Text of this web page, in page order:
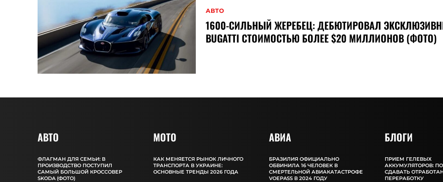
АВТО
1600-СИЛЬНЫЙ ЖЕРЕБЕЦ: ДЕБЮТИРОВАЛ
BUGATTI СТОИМОСТЬЮ БОЛЕЕ $20 МИЛЛИОНОВ (ФОТО)
АВТО
ФЛАГМАН ДЛЯ СЕМЬИ: В
ПРОИЗВОДСТВО ПОСТУПИЛ
САМЫЙ БОЛЬШОЙ КРОССОВЕР
SKODA (ФОТО)
MOTO
КАК МЕНЯЕТСЯ РЫНОК ЛИЧНОГО
ТРАНСПОРТА В УКРАИНЕ:
ОСНОВНЫЕ ТРЕНДЫ 2026 ГОДА
АВИА
БРАЗИЛИЯ ОФИЦИАЛЬНО
ОБВИНИЛА 16 ЧЕЛОВЕК В
СМЕРТЕЛЬНОЙ АВИАКАТАСТРОФЕ
VOEPASS В 2024 ГОДУ
БЛОГИ
ПРИЕМ ГЕЛЕВЫХ
АККУМУЛЯТОРОВ:
СДАВАТЬ
ПЕРЕРАБОТКУ